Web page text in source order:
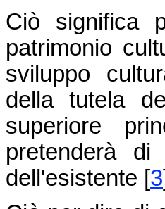
Ciò significa
patrimonio
sviluppo
della tutela
superiore
pretenderà di
dell'esistente [3]